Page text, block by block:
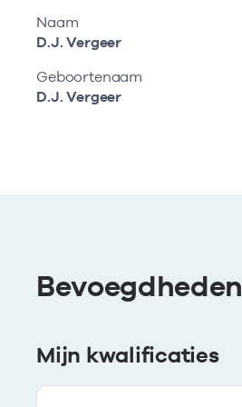
Naam
D.J. Vergeer
Geboortenaam
D.J. Vergeer
Bevoegdheden
Mijn kwalificaties